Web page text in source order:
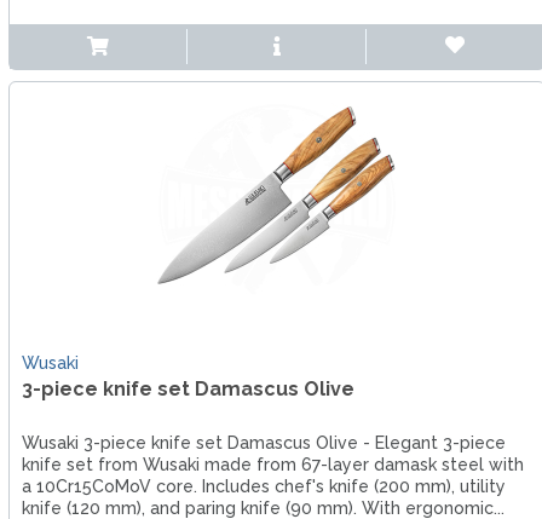
Wusaki
3-piece knife set Damascus Olive
Wusaki 3-piece knife set Damascus Olive - Elegant 3-piece
knife set from Wusaki made from 67-layer damask steel with
a 10Cr15CoMoV core. Includes chef's knife (200 mm), utility
knife (120 mm), and paring knife (90 mm). With ergonomic...